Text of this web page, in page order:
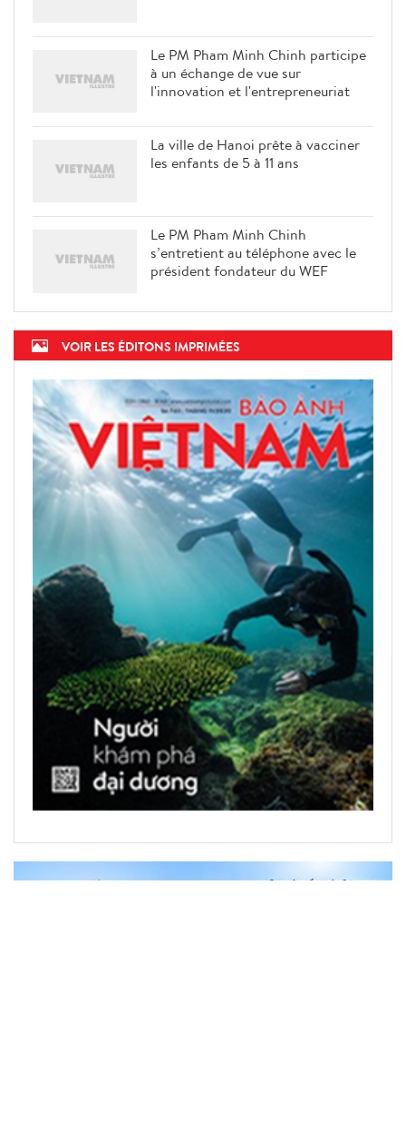
Le PM Pham Minh Chinh participe
à un échange de vue sur
l'innovation et l'entrepreneuriat
La ville de Hanoi prête à vacciner
les enfants de 5 à 11 ans
Le PM Pham Minh Chinh
s’entretient au téléphone avec le
président fondateur du WEF
VOIR LES ÉDITONS IMPRIMÉES